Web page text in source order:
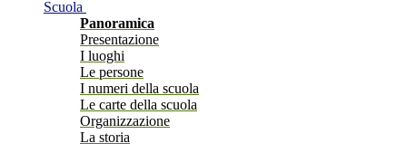
Scuola
Panoramica
Presentazione
I luoghi
Le persone
I numeri della scuola
Le carte della scuola
Organizzazione
La storia